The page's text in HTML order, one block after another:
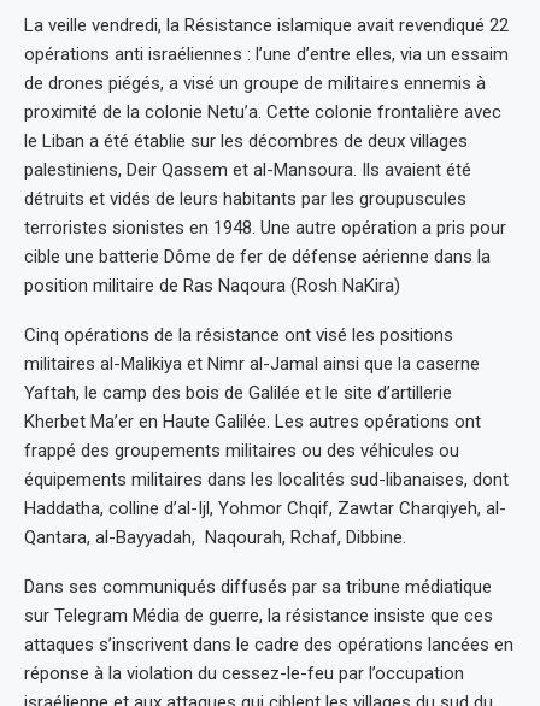
La veille vendredi, la Résistance islamique avait revendiqué 22
opérations anti israéliennes : l’une d’entre elles, via un essaim
de drones piégés, a visé un groupe de militaires ennemis à
proximité de la colonie Netu’a. Cette colonie frontalière avec
le Liban a été établie sur les décombres de deux villages
palestiniens, Deir Qassem et al-Mansoura. Ils avaient été
détruits et vidés de leurs habitants par les groupuscules
terroristes sionistes en 1948. Une autre opération a pris pour
cible une batterie Dôme de fer de défense aérienne dans la
position militaire de Ras Naqoura (Rosh NaKira)
Cinq opérations de la résistance ont visé les positions
militaires al-Malikiya et Nimr al-Jamal ainsi que la caserne
Yaftah, le camp des bois de Galilée et le site d’artillerie
Kherbet Ma’er en Haute Galilée. Les autres opérations ont
frappé des groupements militaires ou des véhicules ou
équipements militaires dans les localités sud-libanaises, dont
Haddatha, colline d’al-Ijl, Yohmor Chqif, Zawtar Charqiyeh, al-
Qantara, al-Bayyadah, Naqourah, Rchaf, Dibbine.
Dans ses communiqués diffusés par sa tribune médiatique
sur Telegram Média de guerre, la résistance insiste que ces
attaques s’inscrivent dans le cadre des opérations lancées en
réponse à la violation du cessez-le-feu par l’occupation